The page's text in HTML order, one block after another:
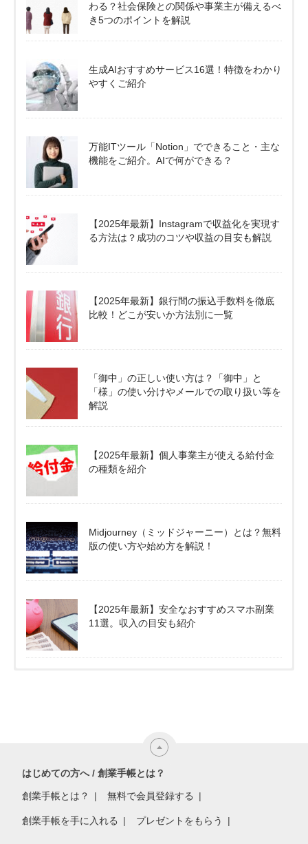
わる？社会保険との関係や事業主が備えるべ
き5つのポイントを解説
生成AIおすすめサービス16選！特徴をわかり
やすくご紹介
万能ITツール「Notion」でできること・主な
機能をご紹介。AIで何ができる？
【2025年最新】Instagramで収益化を実現す
る方法は？成功のコツや収益の目安も解説
【2025年最新】銀行間の振込手数料を徹底
比較！どこが安いか方法別に一覧
「御中」の正しい使い方は？「御中」と
「様」の使い分けやメールでの取り扱い等を
解説
【2025年最新】個人事業主が使える給付金
の種類を紹介
Midjourney（ミッドジャーニー）とは？無料
版の使い方や始め方を解説！
【2025年最新】安全なおすすめスマホ副業
11選。収入の目安も紹介
はじめての方へ / 創業手帳とは？
創業手帳とは？ 無料で会員登録する
創業手帳を手に入れる プレゼントをもらう